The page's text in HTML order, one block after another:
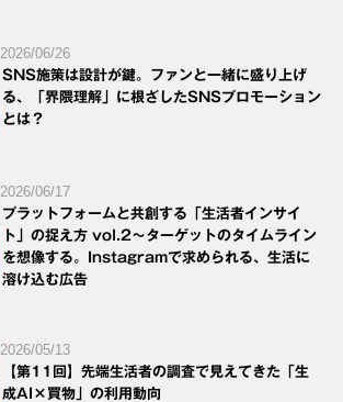
2026/06/26
SNS施策は設計が鍵。ファンと一緒に盛り上げ
る、「界隈理解」に根ざしたSNSプロモーション
とは？
2026/06/17
プラットフォームと共創する「生活者インサイ
ト」の捉え方 vol.2～ターゲットのタイムライン
を想像する。Instagramで求められる、生活に
溶け込む広告
2026/05/13
【第11回】先端生活者の調査で見えてきた「生
成AI×買物」の利用動向